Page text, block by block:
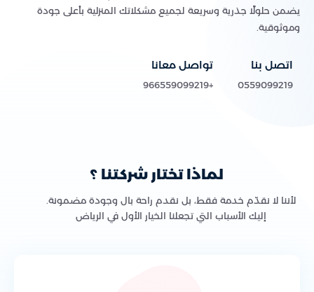
يضمن حلولًا جذرية وسريعة لجميع مشكلاتك المنزلية بأعلى جودة
وموثوقية.
اتصل بنا
0559099219
تواصل معانا
+966559099219
لماذا تختار شركتنا ؟
لأننا لا نقدّم خدمة فقط، بل نقدم راحة بال وجودة مضمونة.
إليك الأسباب التي تجعلنا الخيار الأول في الرياض